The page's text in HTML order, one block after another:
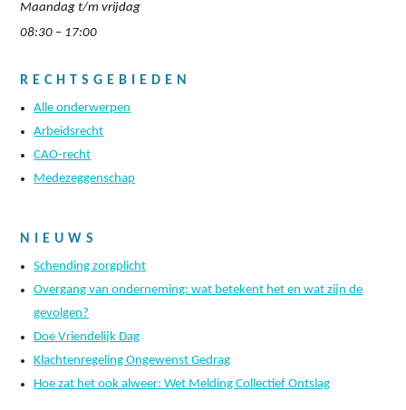
Maandag t/m vrijdag
08:30 – 17:00
RECHTSGEBIEDEN
Alle onderwerpen
Arbeidsrecht
CAO-recht
Medezeggenschap
NIEUWS
Schending zorgplicht
Overgang van onderneming: wat betekent het en wat zijn de
gevolgen?
Doe Vriendelijk Dag
Klachtenregeling Ongewenst Gedrag
Hoe zat het ook alweer: Wet Melding Collectief Ontslag